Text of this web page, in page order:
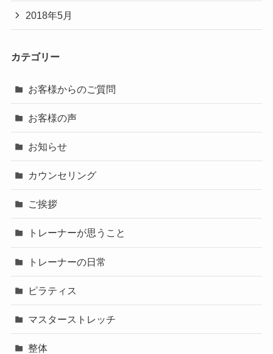
2018年5月
カテゴリー
お客様からのご質問
お客様の声
お知らせ
カウンセリング
ご挨拶
トレーナーが思うこと
トレーナーの日常
ピラティス
マスターストレッチ
整体